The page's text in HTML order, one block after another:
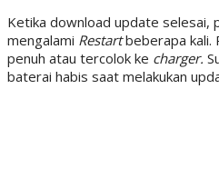
Ketika download update selesai,
mengalami Restartbeberapa kali.
penuh atau tercolok ke charger.
baterai habis saat melakukan